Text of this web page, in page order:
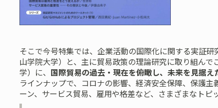
そこで今号特集では、企業活動の国際化に関する実証研
山学院大学）と、主に貿易政策の理論研究に取り組んで
学）に、 国際貿易の過去・現在を俯瞰し、未来を見据え
ラインナップで、コロナの影響、経済安全保障、保護
ーン、サービス貿易、雇用や格差など、さまざまなトピ